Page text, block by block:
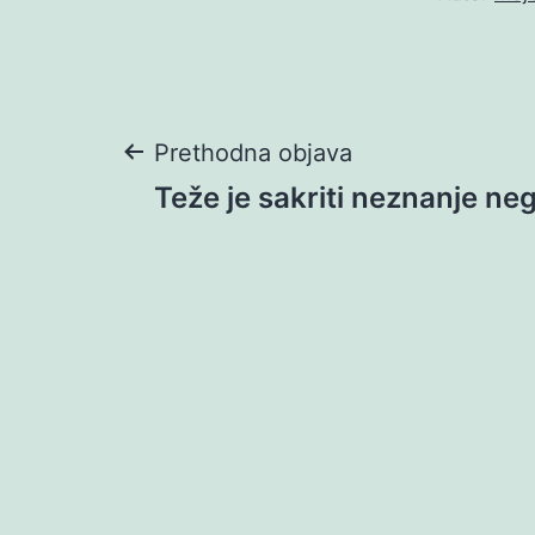
Navigacija
Prethodna objava
Teže je sakriti neznanje